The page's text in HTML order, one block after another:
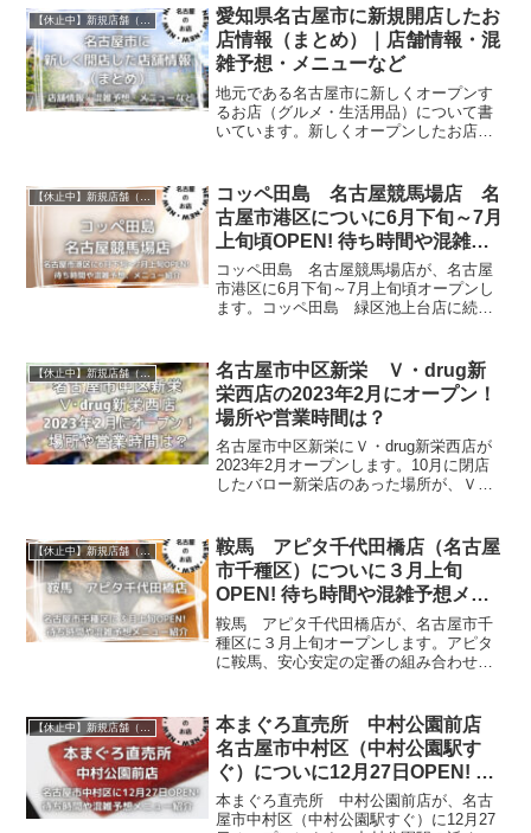
くななった時の味方✨そしてこの緑水広
店は、JRA中央競馬場から１kmちょっと
なので、競馬場帰りに自動車で立ち寄る
のにいい位置にあるラーメン屋さんにな
るのではないのでしょうか。今回は、豚
旨うま屋ラーメン 緑水広店の店舗情
報・待ち時間や混雑予想、メニューなど
について記事にしています。
愛知県名古屋市に新規開店したお
店情報（まとめ）｜店舗情報・混
雑予想・メニューなど
地元である名古屋市に新しくオープンす
るお店（グルメ・生活用品）について書
いています。新しくオープンしたお店の
コッペ田島 名古屋競馬場店 名
古屋市港区についに6月下旬～7月
上旬頃OPEN! 待ち時間や混雑予
想メニュー紹介
コッペ田島 名古屋競馬場店が、名古屋
市港区に6月下旬～7月上旬頃オープンし
ます。コッペ田島 緑区池上台店に続い
プンで名古屋に復活…そして新しい店
舗。名古屋でコッペ田島が楽しめる場所
が増えます～！これは行くしかないです
ね♪今回は、コッペ田島 名古屋競馬場店
のお店情報や駐車場情報、待ち時間や混
雑予想、メニューなどについて書いてい
ます。
【休止中】新規店舗（名古屋）
名古屋市中区新栄 Ｖ・drug新
栄西店の2023年2月にオープン！
場所や営業時間は？
名古屋市中区新栄にＶ・drug新栄西店が
2023年2月オープンします。10月に閉店
したバロー新栄店のあった場所が、Ｖ・
トアなので近くにあると便利ですよね。
今回は、Ｖ・drugの新栄西店のお店情
報・近隣駐車場情報やチラシなどについ
て書いています。
【休止中】新規店舗（名古屋）
鞍馬 アピタ千代田橋店（名古屋
市千種区）についに３月上旬
OPEN! 待ち時間や混雑予想メニ
ュー紹介
鞍馬 アピタ千代田橋店が、名古屋市千
種区に３月上旬オープンします。アピタ
に鞍馬、安心安定の定番の組み合わせで
馬 アピタ千代田橋店の店舗情報、待ち
時間や混雑予想、メニューなどについて
書いています。
本まぐろ直売所 中村公園前店
名古屋市中村区（中村公園駅す
ぐ）についに12月27日OPEN! 待
ち時間や混雑予想メニュー紹介
本まぐろ直売所 中村公園前店が、名古
屋市中村区（中村公園駅すぐ）に12月27